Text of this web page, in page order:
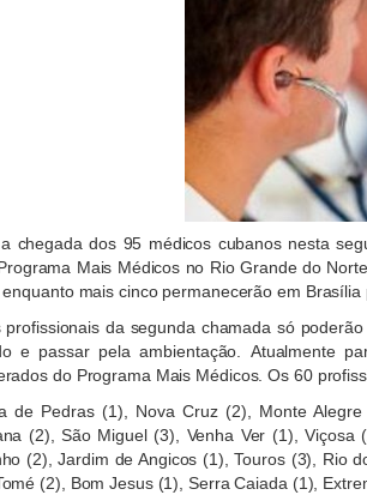
chegada dos 95 médicos cubanos nesta
Mais Médicos no Rio Grande do
enquanto mais cinco permanecerão em
profissionais da segunda chamada só
e passar pela ambientação. Atualmente
do Programa Mais Médicos. Os 60
de Pedras (1), Nova Cruz (2), Monte
(2), São Miguel (3), Venha Ver (1),
(2), Jardim de Angicos (1), Touros (3), Rio
(2), Bom Jesus (1), Serra Caiada (1),